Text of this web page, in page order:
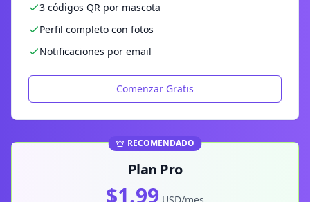
3 códigos QR por mascota
Perfil completo con fotos
Notificaciones por email
Comenzar Gratis
RECOMENDADO
Plan Pro
$1.99